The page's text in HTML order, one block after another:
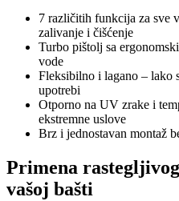
7 različitih funkcija za sve
zalivanje i čišćenje
Turbo pištolj sa
vode
Fleksibilno i lagano – lako
upotrebi
Otporno na UV zrake i
ekstremne uslove
Brz i jednostavan montaž
Primena
vašoj bašti